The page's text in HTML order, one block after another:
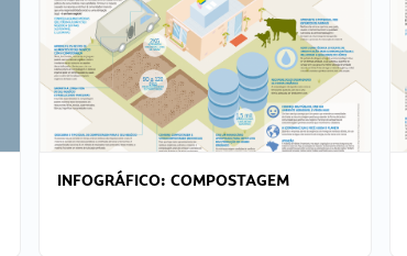
INFOGRÁFICO: COMPOSTAGEM